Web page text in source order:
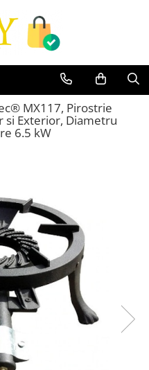
MX117, Pirostrie
si Exterior, Diametru
6.5 kW